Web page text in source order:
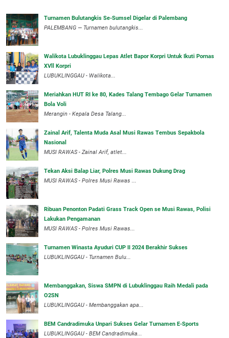
Turnamen Bulutangkis Se-Sumsel Digelar di Palembang
PALEMBANG — Turnamen bulutangkis...
Walikota Lubuklinggau Lepas Atlet Bapor Korpri Untuk Ikuti Pornas
XVll Korpri
LUBUKLINGGAU - Walikota...
Meriahkan HUT RI ke 80, Kades Talang Tembago Gelar Turnamen
Bola Voli
Merangin - Kepala Desa Talang...
Zainal Arif, Talenta Muda Asal Musi Rawas Tembus Sepakbola
Nasional
MUSI RAWAS - Zainal Arif, atlet...
Tekan Aksi Balap Liar, Polres Musi Rawas Dukung Drag
MUSI RAWAS - Polres Musi Rawas ...
Ribuan Penonton Padati Grass Track Open se Musi Rawas, Polisi
Lakukan Pengamanan
MUSI RAWAS - Polres Musi Rawas...
Turnamen Winasta Ayuduri CUP II 2024 Berakhir Sukses
LUBUKLINGGAU - Turnamen Bulu...
Membanggakan, Siswa SMPN di Lubuklinggau Raih Medali pada
O2SN
LUBUKLINGGAU - Membanggakan apa...
BEM Candradimuka Unpari Sukses Gelar Turnamen E-Sports
LUBUKLINGGAU - BEM Candradimuka...